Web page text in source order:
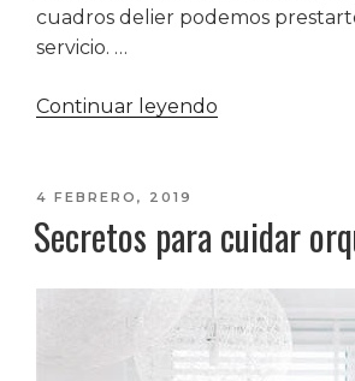
cuadros delier podemos
servicio. …
Continuar leyendo
Talavera
de
la
Reina-
Toledo»
PUBLICADO
4 FEBRERO, 2019
Secretos para cuidar